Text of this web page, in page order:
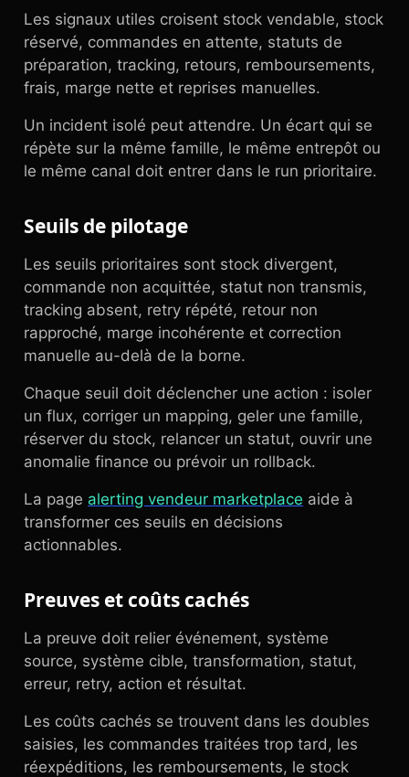
Les signaux utiles croisent stock vendable, stock
réservé, commandes en attente, statuts de
préparation, tracking, retours, remboursements,
frais, marge nette et reprises manuelles.
Un incident isolé peut attendre. Un écart qui se
répète sur la même famille, le même entrepôt ou
le même canal doit entrer dans le run prioritaire.
Seuils de pilotage
Les seuils prioritaires sont stock divergent,
commande non acquittée, statut non transmis,
tracking absent, retry répété, retour non
rapproché, marge incohérente et correction
manuelle au-delà de la borne.
Chaque seuil doit déclencher une action : isoler
un flux, corriger un mapping, geler une famille,
réserver du stock, relancer un statut, ouvrir une
anomalie finance ou prévoir un rollback.
La page alerting vendeur marketplace aide à
transformer ces seuils en décisions
actionnables.
Preuves et coûts cachés
La preuve doit relier événement, système
source, système cible, transformation, statut,
erreur, retry, action et résultat.
Les coûts cachés se trouvent dans les doubles
saisies, les commandes traitées trop tard, les
réexpéditions, les remboursements, le stock